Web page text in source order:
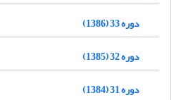
دوره 33 (1386)
دوره 32 (1385)
دوره 31 (1384)